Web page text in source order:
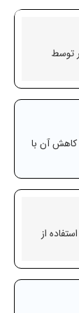
توسط
کاهش آن با
از